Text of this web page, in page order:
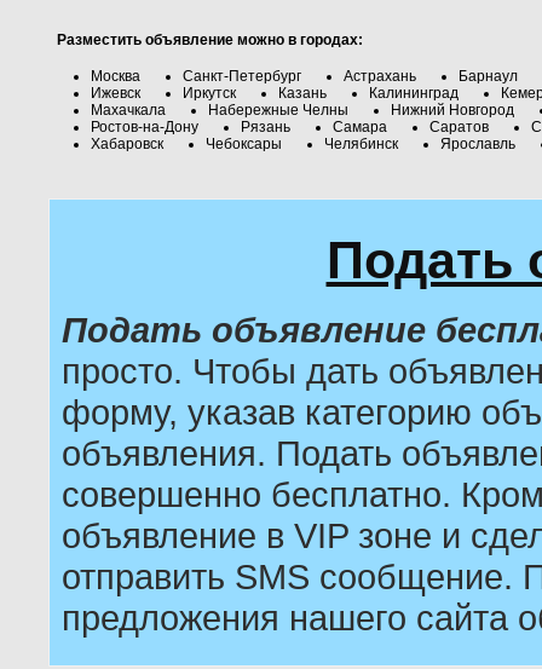
Разместить объявление можно в городах:
Москва Санкт-Петербург Астрахань
Барнаул
Ижевск
Иркутск Казань Калининград
Махачкала
Набережные Челны
Нижний Новгород
Ростов-на-Дону
Рязань Самара Саратов
Хабаровск
Чебоксары Челябинск Ярославль
Подать
Подать объявление
просто. Чтобы дать
форму, указав категорию
объявления. Подать
совершенно бесплатно.
объявление в VIP зоне и
отправить SMS сообщение.
предложения нашего сайта